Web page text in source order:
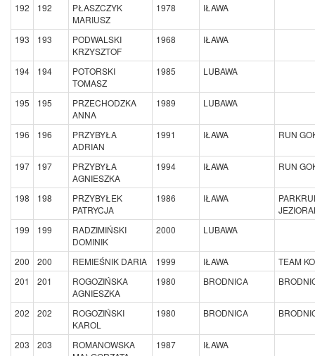
192 192
PŁASZCZYK
MARIUSZ
1978 IŁAWA
193 193
PODWALSKI
KRZYSZTOF
1968 IŁAWA
194 194
POTORSKI
TOMASZ
1985 LUBAWA
195 195
PRZECHODZKA
ANNA
1989 LUBAWA
196 196
PRZYBYŁA
ADRIAN
1991 IŁAWA RUN
197 197
PRZYBYŁA
AGNIESZKA
1994 IŁAWA RUN
198 198
PRZYBYŁEK
PATRYCJA
1986 IŁAWA
199
199
RADZIMIŃSKI
DOMINIK
2000 LUBAWA
200 200 REMIEŚNIK DARIA 1999 IŁAWA
TEAM
201
201
ROGOZIŃSKA
AGNIESZKA
1980 BRODNICA
202 202
ROGOZIŃSKI
KAROL
1980 BRODNICA
203 203
ROMANOWSKA
1987 IŁAWA